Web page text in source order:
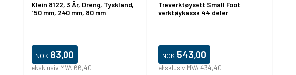
Klein 8122, 3 År, Dreng, Tyskland,
150 mm, 240 mm, 80 mm
NOK 83,00
eksklusiv MVA 66,40
Treverktøysett Small Foot
verktøykasse 44 deler
NOK 543,00
eksklusiv MVA 434,40